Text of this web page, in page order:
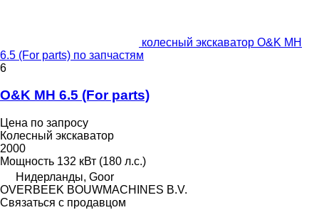
колесный экскаватор O&K MH
6.5 (For parts) по запчастям
6
O&K MH 6.5 (For parts)
Цена по запросу
Колесный экскаватор
2000
Мощность 132 кВт (180 л.с.)
Нидерланды, Goor
OVERBEEK BOUWMACHINES B.V.
Связаться с продавцом